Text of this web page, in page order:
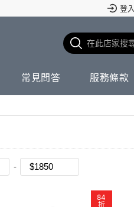
登入
常見問答 服務條款
84
折